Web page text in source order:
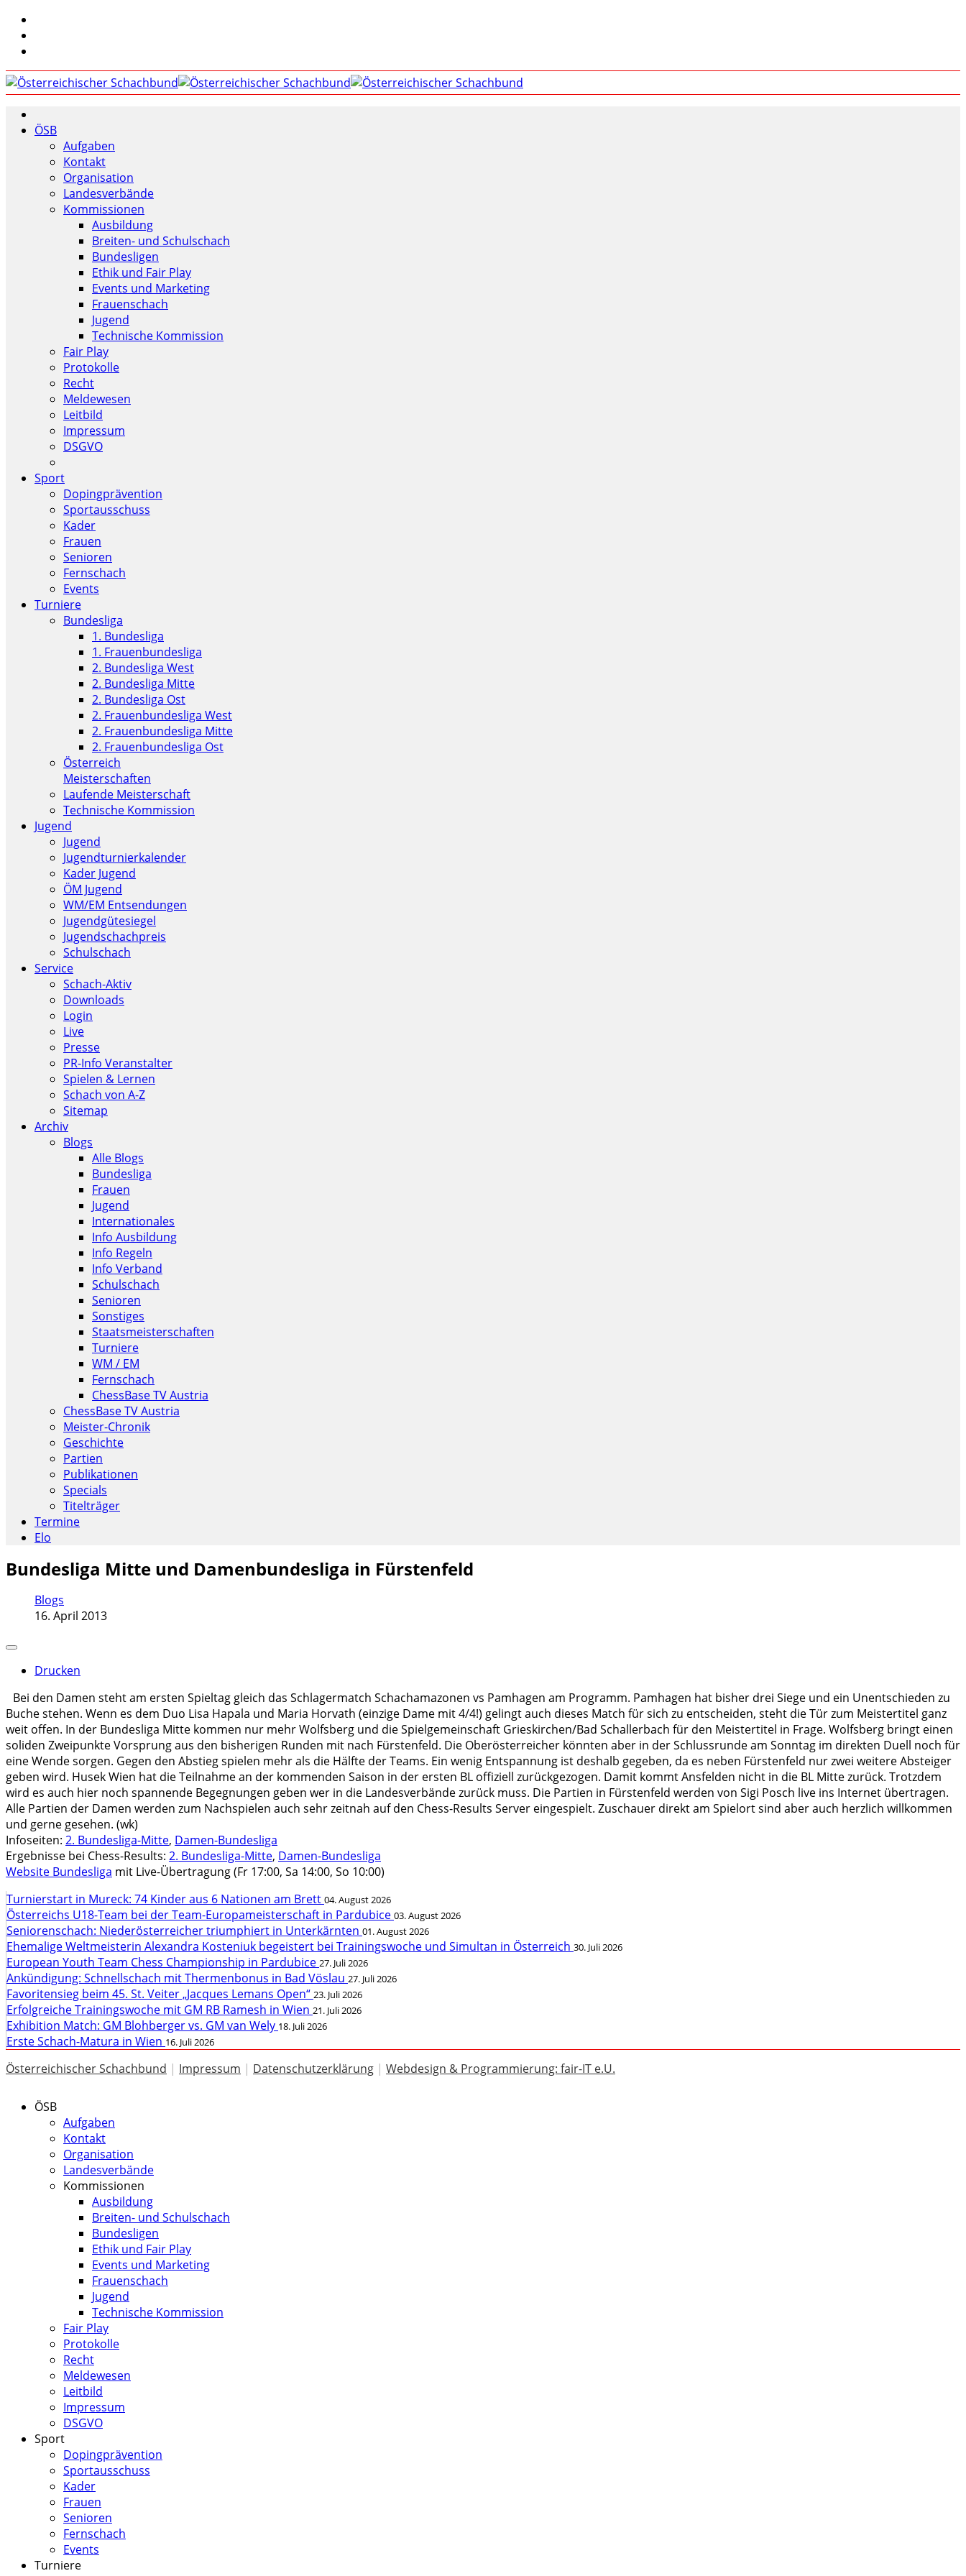
ÖSB
Aufgaben
Kontakt
Organisation
Landesverbände
Kommissionen
Ausbildung
Breiten- und Schulschach
Bundesligen
Ethik und Fair Play
Events und Marketing
Frauenschach
Jugend
Technische Kommission
Fair Play
Protokolle
Recht
Meldewesen
Leitbild
Impressum
DSGVO
Sport
Dopingprävention
Sportausschuss
Kader
Frauen
Senioren
Fernschach
Events
Turniere
Bundesliga
1. Bundesliga
1. Frauenbundesliga
2. Bundesliga West
2. Bundesliga Mitte
2. Bundesliga Ost
2. Frauenbundesliga West
2. Frauenbundesliga Mitte
2. Frauenbundesliga Ost
Österreich
Meisterschaften
Laufende Meisterschaft
Technische Kommission
Jugend
Jugend
Jugendturnierkalender
Kader Jugend
ÖM Jugend
WM/EM Entsendungen
Jugendgütesiegel
Jugendschachpreis
Schulschach
Service
Schach-Aktiv
Downloads
Login
Live
Presse
PR-Info Veranstalter
Spielen & Lernen
Schach von A-Z
Sitemap
Archiv
Blogs
Alle Blogs
Bundesliga
Frauen
Jugend
Internationales
Info Ausbildung
Info Regeln
Info Verband
Schulschach
Senioren
Sonstiges
Staatsmeisterschaften
Turniere
WM / EM
Fernschach
ChessBase TV Austria
ChessBase TV Austria
Meister-Chronik
Geschichte
Partien
Publikationen
Specials
Titelträger
Termine
Elo
Bundesliga Mitte und Damenbundesliga in Fürstenfeld
Blogs
16. April 2013
Drucken
Bei den Damen steht am ersten Spieltag gleich das Schlagermatch Schachamazonen vs Pamhagen am Programm. Pamhagen hat bisher drei Siege und ein Unentschieden zu
Buche stehen. Wenn es dem Duo Lisa Hapala und Maria Horvath (einzige Dame mit 4/4!) gelingt auch dieses Match für sich zu entscheiden, steht die Tür zum Meistertitel ganz
weit offen. In der Bundesliga Mitte kommen nur mehr Wolfsberg und die Spielgemeinschaft Grieskirchen/Bad Schallerbach für den Meistertitel in Frage. Wolfsberg bringt einen
soliden Zweipunkte Vorsprung aus den bisherigen Runden mit nach Fürstenfeld. Die Oberösterreicher könnten aber in der Schlussrunde am Sonntag im direkten Duell noch für
eine Wende sorgen. Gegen den Abstieg spielen mehr als die Hälfte der Teams. Ein wenig Entspannung ist deshalb gegeben, da es neben Fürstenfeld nur zwei weitere Absteiger
geben wird. Husek Wien hat die Teilnahme an der kommenden Saison in der ersten BL offiziell zurückgezogen. Damit kommt Ansfelden nicht in die BL Mitte zurück. Trotzdem
wird es auch hier noch spannende Begegnungen geben wer in die Landesverbände zurück muss. Die Partien in Fürstenfeld werden von Sigi Posch live ins Internet übertragen.
Alle Partien der Damen werden zum Nachspielen auch sehr zeitnah auf den Chess-Results Server eingespielt. Zuschauer direkt am Spielort sind aber auch herzlich willkommen
und gerne gesehen. (wk)
Infoseiten: 2. Bundesliga-Mitte, Damen-Bundesliga
Ergebnisse bei Chess-Results: 2. Bundesliga-Mitte, Damen-Bundesliga
Website Bundesliga mit Live-Übertragung (Fr 17:00, Sa 14:00, So 10:00)
Turnierstart in Mureck: 74 Kinder aus 6 Nationen am Brett 04. August 2026
Österreichs U18-Team bei der Team-Europameisterschaft in Pardubice 03. August 2026
Seniorenschach: Niederösterreicher triumphiert in Unterkärnten 01. August 2026
Ehemalige Weltmeisterin Alexandra Kosteniuk begeistert bei Trainingswoche und Simultan in Österreich 30. Juli 2026
European Youth Team Chess Championship in Pardubice 27. Juli 2026
Ankündigung: Schnellschach mit Thermenbonus in Bad Vöslau 27. Juli 2026
Favoritensieg beim 45. St. Veiter „Jacques Lemans Open“ 23. Juli 2026
Erfolgreiche Trainingswoche mit GM RB Ramesh in Wien 21. Juli 2026
Exhibition Match: GM Blohberger vs. GM van Wely 18. Juli 2026
Erste Schach-Matura in Wien 16. Juli 2026
Österreichischer Schachbund | Impressum | Datenschutzerklärung | Webdesign & Programmierung: fair-IT e.U.
ÖSB
Aufgaben
Kontakt
Organisation
Landesverbände
Kommissionen
Ausbildung
Breiten- und Schulschach
Bundesligen
Ethik und Fair Play
Events und Marketing
Frauenschach
Jugend
Technische Kommission
Fair Play
Protokolle
Recht
Meldewesen
Leitbild
Impressum
DSGVO
Sport
Dopingprävention
Sportausschuss
Kader
Frauen
Senioren
Fernschach
Events
Turniere